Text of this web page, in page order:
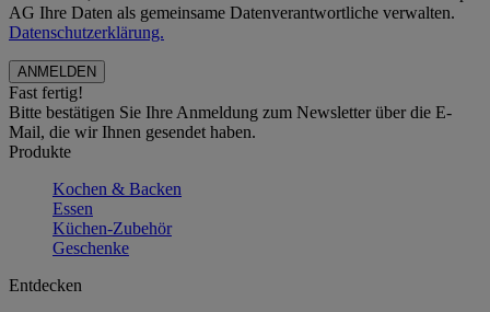
AG Ihre Daten als gemeinsame Datenverantwortliche verwalten.
Datenschutzerklärung.
Fast fertig!
Bitte bestätigen Sie Ihre Anmeldung zum Newsletter über die E-
Mail, die wir Ihnen gesendet haben.
Produkte
Kochen & Backen
Essen
Küchen-Zubehör
Geschenke
Entdecken